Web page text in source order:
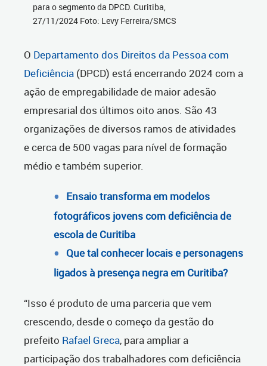
para o segmento da DPCD. Curitiba,
27/11/2024 Foto: Levy Ferreira/SMCS
O Departamento dos Direitos da Pessoa com
Deficiência (DPCD) está encerrando 2024 com a
ação de empregabilidade de maior adesão
empresarial dos últimos oito anos. São 43
organizações de diversos ramos de atividades
e cerca de 500 vagas para nível de formação
médio e também superior.
Ensaio transforma em modelos
fotográficos jovens com deficiência de
escola de Curitiba
Que tal conhecer locais e personagens
ligados à presença negra em Curitiba?
“Isso é produto de uma parceria que vem
crescendo, desde o começo da gestão do
prefeito Rafael Greca, para ampliar a
participação dos trabalhadores com deficiência